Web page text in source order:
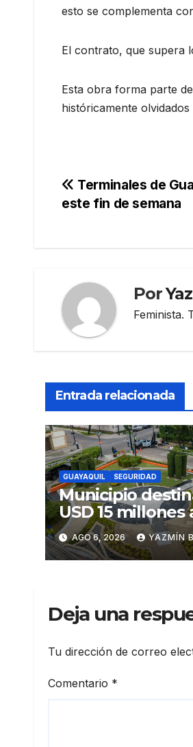
esto se complementa
El contrato, que supera
Esta obra forma parte
históricamente
Navegación
Terminales de
este fin de semana
Por
Feminista.
Entrada relacionada
GUAYAQUIL SEGURIDAD
Municipio
USD 15 millones
SEGURA EP
seguridad
AGO 6, 2026 YAZMÍN
Deja una
Tu dirección de correo
Comentario *